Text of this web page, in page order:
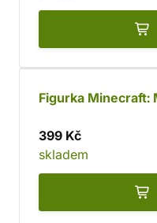
Figurka Minecraft:
399 Kč
skladem